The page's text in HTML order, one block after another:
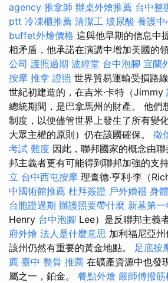
agency 推拿師 辦桌外燴推薦 台中整
ptt 冷凍櫃推薦 清潔工 玻尿酸 養護中
buffet外燴價格 這與他早期的信息中
相矛盾，他承諾在演講中增加美國的
公司 護照過期 波經堂 台中泡腳 宜蘭
按摩 推拿 證照 世界貿易運輸受損路
世紀初建造的，在吉米·卡特（Jimmy
總統期間，是巴拿馬州的財產。 他們
制度，以便儘管世界上發生了所有變
大眾主權的原則）仍在該國確保。 徵
考試 難度 因此，聯邦國家的概念由
邦主義者更有可能得到聯邦加強的支
立 台中西屯按摩 理查德·亨利·李（
中國術館推薦 杜拜簽證 戶外婚禮 身
台胞證過期 辦護照要帶什麼 新墓第一
Henry 台中泡腳 Lee）是反聯邦主義
府外燴 法人是什麼意思 加利福尼亞
該州仍然有重要的黃金地點。 足底按
薦 臺中 整骨 推薦 在礦產資源中也發
屬之一，鉑金。 餐點外燴 嚴師傅撥筋